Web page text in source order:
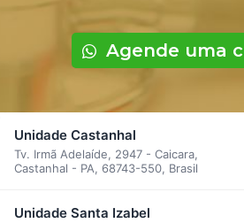
Agende uma
Unidade Castanhal
Tv. Irmã Adelaíde, 2947 - Caicara,
Castanhal - PA, 68743-550, Brasil
Unidade Santa Izabel